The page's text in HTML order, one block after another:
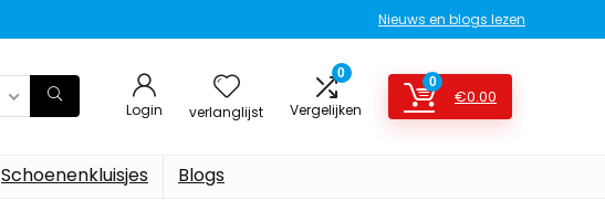
Nieuws en blogs lezen
Login verlanglijst
0
Vergelijken
0
€0.00
Schoenenkluisjes Blogs